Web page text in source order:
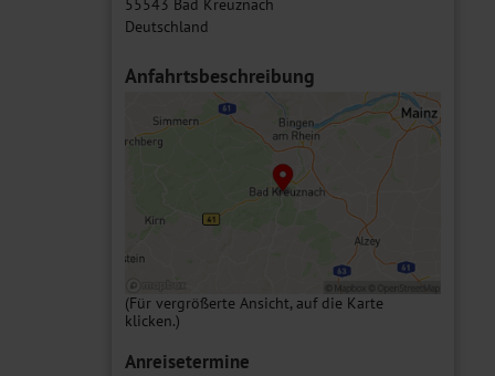
55543 Bad Kreuznach
Deutschland
Anfahrtsbeschreibung
(Für vergrößerte Ansicht, auf die Karte
klicken.)
Anreisetermine